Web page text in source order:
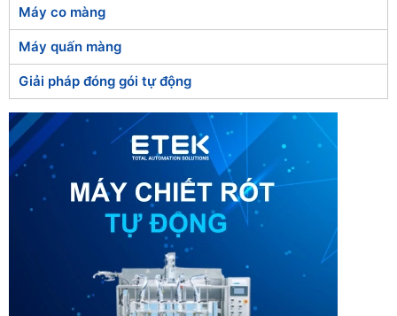
Máy co màng
Máy quấn màng
Giải pháp đóng gói tự động